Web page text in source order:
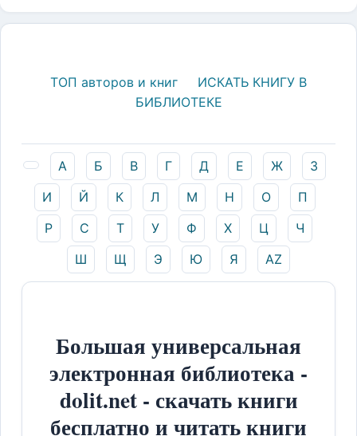
ТОП авторов и книг
ИСКАТЬ КНИГУ В
БИБЛИОТЕКЕ
А Б В Г Д Е Ж
З
И
Й К Л М Н О
П
Р
С Т У Ф Х Ц
Ч
Ш
Щ Э Ю Я AZ
Большая универсальная
электронная библиотека -
dolit.net - скачать книги
бесплатно и читать книги